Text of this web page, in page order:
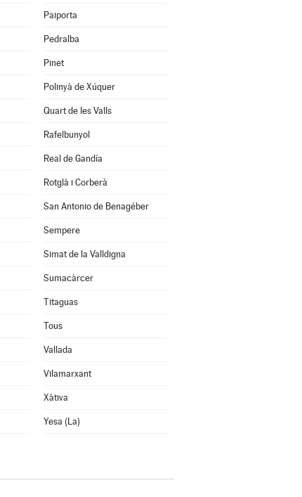
Paiporta
Pedralba
Pinet
Polinyà de Xúquer
Quart de les Valls
Rafelbunyol
Real de Gandía
Rotglà i Corberà
San Antonio de Benagéber
Sempere
Simat de la Valldigna
Sumacàrcer
Titaguas
Tous
Vallada
Vilamarxant
Xàtiva
Yesa (La)